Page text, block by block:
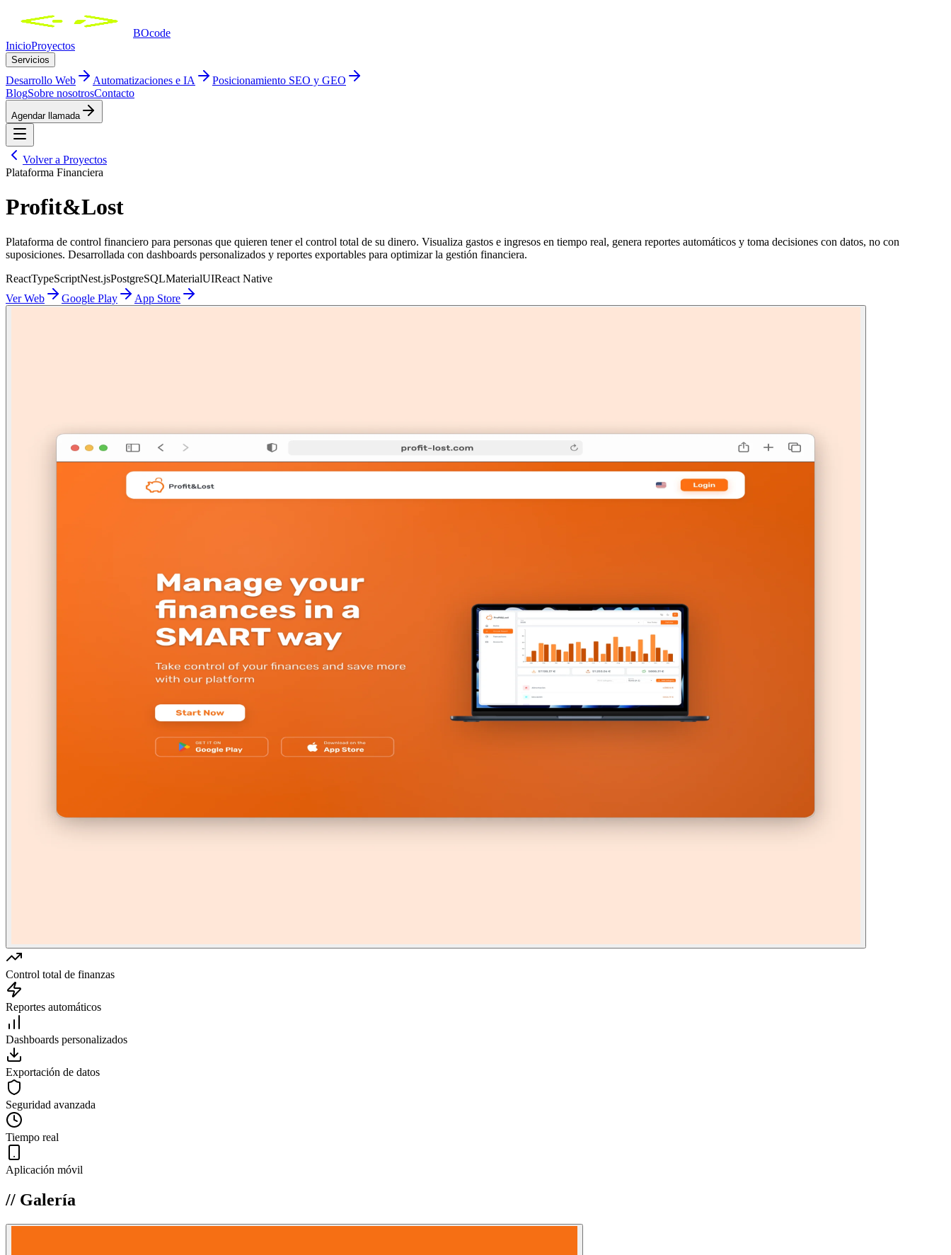
BOcode
InicioProyectos
Servicios
Desarrollo Web Automatizaciones e IA
Posicionamiento SEO y GEO
BlogSobre nosotrosContacto
Agendar llamada
Volver a Proyectos
Plataforma Financiera
Profit&Lost
Plataforma de control financiero para personas que quieren tener el control total de su dinero. Visualiza gastos e ingresos en tiempo real, genera reportes automáticos y toma decisiones con datos, no con
suposiciones. Desarrollada con dashboards personalizados y reportes exportables para optimizar la gestión financiera.
ReactTypeScriptNest.jsPostgreSQLMaterialUIReact Native
Ver Web
Google Play App Store
Control total de finanzas
Reportes automáticos
Dashboards personalizados
Exportación de datos
Seguridad avanzada
Tiempo real
Aplicación móvil
// Galería